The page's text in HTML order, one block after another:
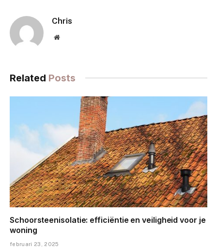
Chris
Website
Related Posts
Schoorsteenisolatie: efficiëntie en veiligheid voor je
woning
februari 23, 2025